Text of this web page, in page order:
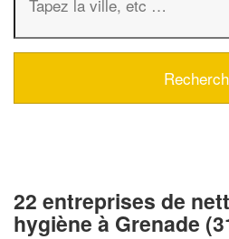
22 entreprises de
hygiène à Grenade